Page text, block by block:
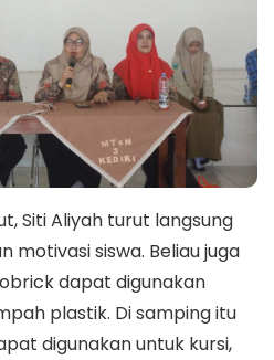
Siti Aliyah turut langsung
motivasi siswa. Beliau juga
dapat digunakan
plastik. Di samping itu
digunakan untuk kursi,